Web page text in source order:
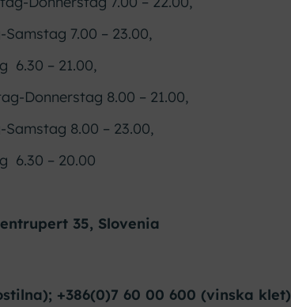
7.00 – 23.00,
21.00,
8.00 – 21.00,
8.00 – 23.00,
– 20.00
35, Slovenia
+386(0)7 60 00 600 (vinska klet)